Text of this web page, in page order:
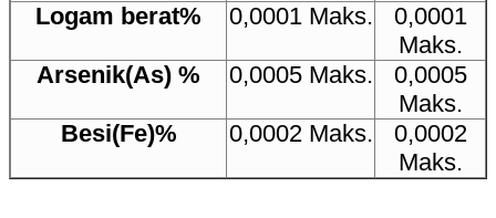
Logam berat% 0,0001 Maks.
0,0001
Maks.
Arsenik(As) %
0,0005 Maks.
0,0005
Maks.
Besi(Fe)%
0,0002 Maks.
0,0002
Maks.